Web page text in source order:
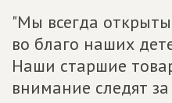
"Мы всегда
во благо наших
Наши старшие
внимание следят